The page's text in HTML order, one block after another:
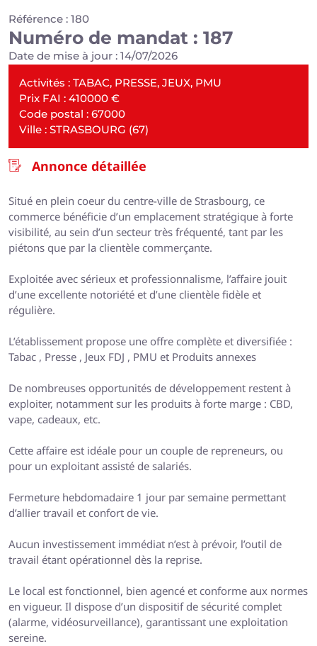
Référence : 180
Numéro de mandat : 187
Date de mise à jour : 14/07/2026
Activités : TABAC, PRESSE, JEUX, PMU
Prix FAI : 410000 €
Code postal : 67000
Ville : STRASBOURG (67)
Annonce détaillée
Situé en plein coeur du centre-ville de Strasbourg, ce
commerce bénéficie d’un emplacement stratégique à forte
visibilité, au sein d’un secteur très fréquenté, tant par les
piétons que par la clientèle commerçante.
Exploitée avec sérieux et professionnalisme, l’affaire jouit
d’une excellente notoriété et d’une clientèle fidèle et
régulière.
L’établissement propose une offre complète et diversifiée :
Tabac , Presse , Jeux FDJ , PMU et Produits annexes
De nombreuses opportunités de développement restent à
exploiter, notamment sur les produits à forte marge : CBD,
vape, cadeaux, etc.
Cette affaire est idéale pour un couple de repreneurs, ou
pour un exploitant assisté de salariés.
Fermeture hebdomadaire 1 jour par semaine permettant
d’allier travail et confort de vie.
Aucun investissement immédiat n’est à prévoir, l’outil de
travail étant opérationnel dès la reprise.
Le local est fonctionnel, bien agencé et conforme aux normes
en vigueur. Il dispose d’un dispositif de sécurité complet
(alarme, vidéosurveillance), garantissant une exploitation
sereine.